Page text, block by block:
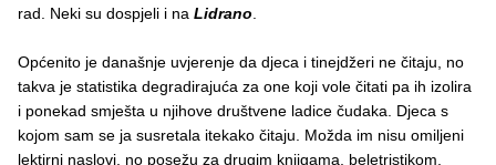
rad. Neki su dospjeli i na Lidrano
Općenito je današnje uvjerenje da djeca i tinejdžeri ne čitaju, no
takva je statistika degradirajuća za one koji vole čitati pa ih izolira
i ponekad smješta u njihove društvene ladice čudaka. Djeca s
kojom sam se ja susretala itekako čitaju. Možda im nisu omiljeni
lektirni naslovi, no posežu za drugim knjigama, beletristikom,